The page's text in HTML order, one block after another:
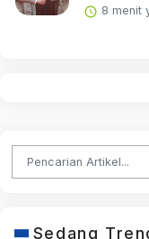
8 menit
Sedang